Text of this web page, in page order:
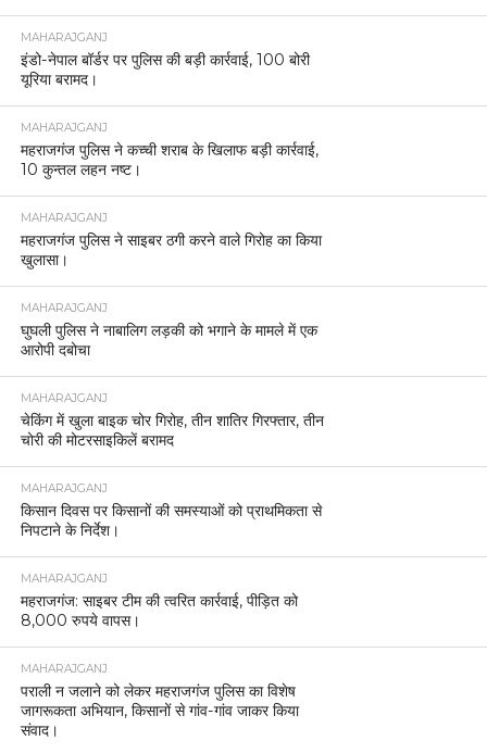
MAHARAJGANJ
इंडो-नेपाल बॉर्डर पर पुलिस की बड़ी कार्रवाई, 100 बोरी
यूरिया बरामद।
MAHARAJGANJ
महराजगंज पुलिस ने कच्ची शराब के खिलाफ बड़ी कार्रवाई,
10 कुन्तल लहन नष्ट।
MAHARAJGANJ
महराजगंज पुलिस ने साइबर ठगी करने वाले गिरोह का किया
खुलासा।
MAHARAJGANJ
घुघली पुलिस ने नाबालिग लड़की को भगाने के मामले में एक
आरोपी दबोचा
MAHARAJGANJ
चेकिंग में खुला बाइक चोर गिरोह, तीन शातिर गिरफ्तार, तीन
चोरी की मोटरसाइकिलें बरामद
MAHARAJGANJ
किसान दिवस पर किसानों की समस्याओं को प्राथमिकता से
निपटाने के निर्देश।
MAHARAJGANJ
महराजगंज: साइबर टीम की त्वरित कार्रवाई, पीड़ित को
8,000 रुपये वापस।
MAHARAJGANJ
पराली न जलाने को लेकर महराजगंज पुलिस का विशेष
जागरूकता अभियान, किसानों से गांव-गांव जाकर किया
संवाद।